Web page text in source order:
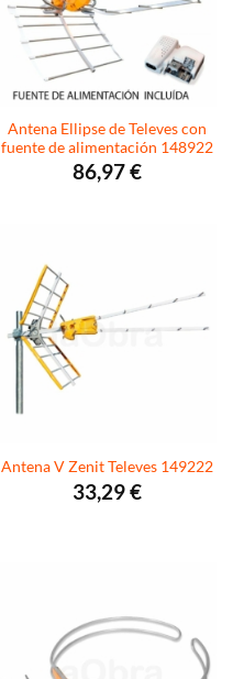
Antena Ellipse de Televes con
fuente de alimentación 148922
86,97€
Antena V Zenit Televes 149222
33,29€